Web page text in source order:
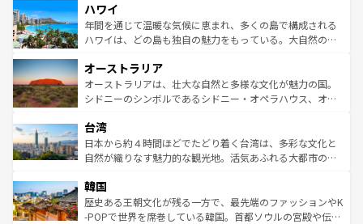
ば市内交通費無料で観光を楽しむこともできる。 なお、新
着のスイス情報はコンテンツ一覧 を参照してほしい。
のような巨大都市は、観光、ショッピング、エンターテイ
ンメントが詰まった刺激的なスポットだ。一方、アメリカ
西部には大自然が広がり、グランドキャニオンやイエロー
部のニューオーリンズでは、音楽と美食が融合した独特の
文化が魅力。旅行者はアメリカの各地域で異なる魅力を楽
しみながら、その多様性と豊かな歴史を感じることができ
ならではの贅沢な旅のスタイルだ。 なお、新着のアメリカ
情報はコンテンツ一覧を参照してほしい。
ハワイ
年間を通じて温暖な気候に恵まれ、多くの島で構成される
ハワイは、どの島も独自の魅力をもっている。大自然の神
ワイ島は見逃せない。また、定番の観光地といえばオアフ
島だが、静かな自然を求めるならマウイ島やカウアイ島が
おすすめ。エメラルドグリーンに輝く海をはじめ、豊かな
れるおもてなしの心で訪れる人々を迎えてくれるハワイの
人々、おいしいローカルフードやハワイアンミュージッ
ク、伝統的なフラダンスなど、すべてがハワイの魅力を彩
ワイを、存分に味わってほしい。 なお、新着のハワイ情報
はコンテンツ一覧を参照してほしい。
オーストラリア
オーストラリアは、壮大な自然と多様な文化が魅力の国。
シドニーのシンボルであるシドニー・オペラハウス、オー
リアリーフや大陸中央部にそびえるウルル（エアーズロッ
ク）、タスマニアの美しい原生林やケアンズの熱帯雨林な
ど、見どころがたくさん。また、カフェやワイン、オージ
いる。アクティビティも充実しており、サーフィンやダイ
ビング、ハイキングなど、アウトドア好きにはたまらな
い。オーストラリアの多彩な魅力を存分に味わいつくそ
台湾
日本から約４時間ほどでたどり着く台湾は、多彩な文化と
自然が織りなす魅力的な観光地。活気あふれる大都市の台
ン）、静ひつな山岳地帯である台湾東部など、都市の喧騒
と山間の静けさが共存しており、訪れる人に新しい発見と
驚きをもたらしてくれる。また、奥深い台湾の食文化も魅
韓国
歴史ある王朝文化が残る一方で、最先端のファッションやK
-POPで世界を席巻している韓国。首都ソウルの宮殿や伝統